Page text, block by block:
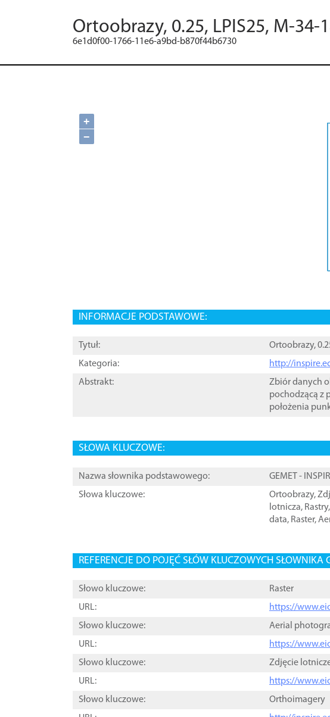
Ortoobrazy, 0.25, LPIS25, M-34-
6e1d0f00-1766-11e6-a9bd-b870f44b6730
+
−
INFORMACJE PODSTAWOWE:
Tytuł:
Ortoobrazy,
Kategoria:
http://
Abstrakt:
Zbiór danych
pochodzącą z
położenia
SŁOWA KLUCZOWE:
Nazwa słownika podstawowego:
GEMET -
Słowa kluczowe:
Ortoobrazy,
lotnicza, Rastry,
data, Raster,
REFERENCJE DO POJĘĆ SŁÓW KLUCZOWYCH SŁOWNIKA
Słowo kluczowe:
Raster
URL:
https://
Słowo kluczowe:
Aerial
URL:
https://
Słowo kluczowe:
Zdjęcie
URL:
https://
Słowo kluczowe:
Orthoimagery